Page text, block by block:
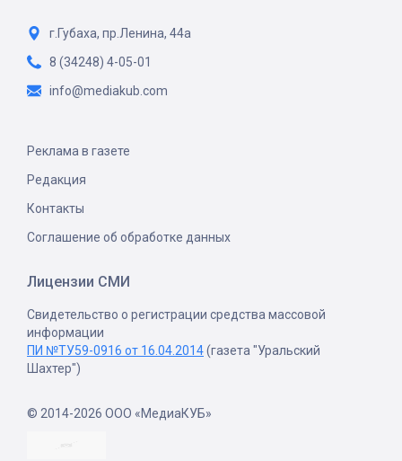
г.Губаха, пр.Ленина, 44а
8 (34248) 4-05-01
info@mediakub.com
Реклама в газете
Редакция
Контакты
Соглашение об обработке данных
Лицензии СМИ
Свидетельство о регистрации средства массовой
информации
ПИ №ТУ59-0916 от 16.04.2014(газета "Уральский
Шахтер")
© 2014-2026 ООО «МедиаКУБ»